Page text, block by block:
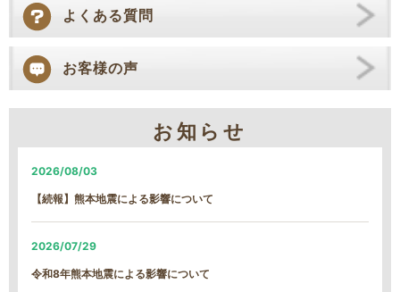
よくある質問
お客様の声
お知らせ
2026/08/03
【続報】熊本地震による影響について
2026/07/29
令和8年熊本地震による影響について